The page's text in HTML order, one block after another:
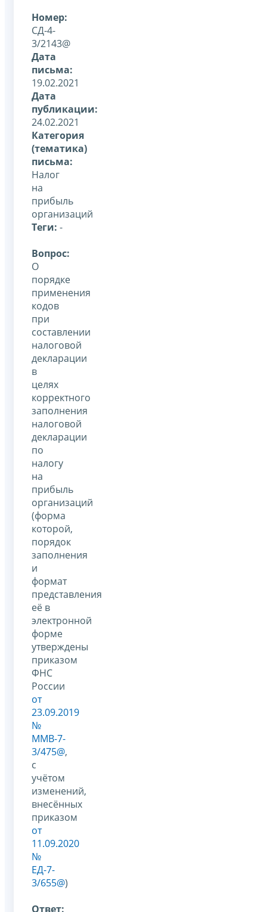
Номер:
СД-4-
3/2143@
Дата
письма:
19.02.2021
Дата
публикации:
24.02.2021
Категория
(тематика)
письма:
Налог
на
прибыль
организаций
Теги: -
Вопрос:
О
порядке
применения
кодов
при
составлении
налоговой
декларации
в
целях
корректного
заполнения
налоговой
декларации
по
налогу
на
прибыль
организаций
(форма
которой,
порядок
заполнения
и
формат
представления
её в
электронной
форме
утверждены
приказом
ФНС
России
от
23.09.2019
№
ММВ-7-
3/475@,
с
учётом
изменений,
внесённых
приказом
от
11.09.2020
№
ЕД-7-
3/655@)
Ответ: